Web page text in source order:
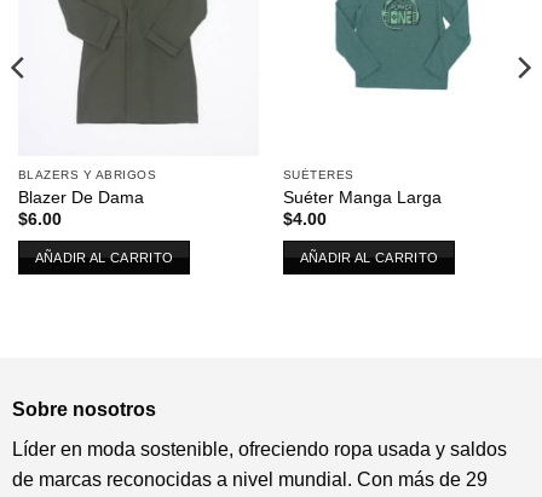
deseos
BLAZERS Y ABRIGOS
Blazer De Dama
$6.00
AÑADIR AL CARRITO
lista de
deseos
SUÉTERES
Suéter Manga Larga
$4.00
AÑADIR AL CARRITO
Sobre nosotros
Líder en moda sostenible, ofreciendo ropa usada y saldos
de marcas reconocidas a nivel mundial. Con más de 29